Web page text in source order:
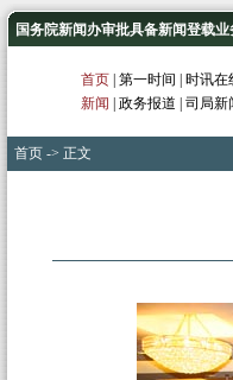
国务院新闻办审批具备新闻登载
首页 第一时间 时讯在
新闻
政务报道 司局新
首页 -> 正文